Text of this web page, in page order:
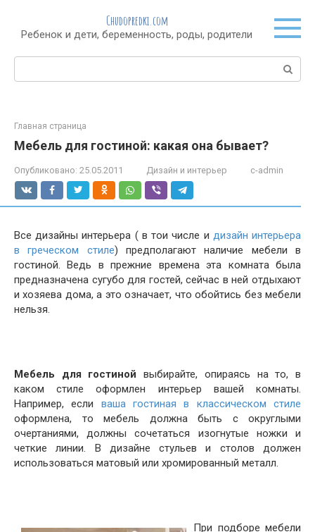
контенту
Chudopredki.com
Ребенок и дети, беременность, роды, родители
Поиск:
Главная страница
Мебель для гостиной: какая она бывает?
Опубликовано: 25.05.2011 Дизайн и интерьер c-admin
Все дизайны интерьера ( в тои числе и дизайн интерьера
в греческом стиле) предполагают наличие мебели в
гостиной. Ведь в прежние времена эта комната была
предназначена сугубо для гостей, сейчас в ней отдыхают
и хозяева дома, а это означает, что обойтись без мебели
нельзя.
Мебель для гостиной выбирайте, опираясь на то, в
каком стиле оформлен интерьер вашей комнаты.
Например, если ваша гостиная в классическом стиле
оформлена, то мебель должна быть с округлыми
очертаниями, должны сочетаться изогнутые ножки и
четкие линии. В дизайне стульев и столов должен
использоваться матовый или хромированный металл.
При подборе мебели